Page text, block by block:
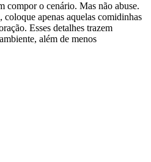
compor o cenário. Mas não abuse.
apenas aquelas comidinhas
Esses detalhes trazem
além de menos